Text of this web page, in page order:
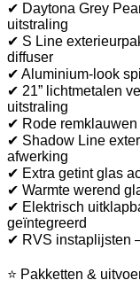
✔ Daytona Grey
uitstraling
✔ S Line
diffuser
✔ Aluminium-look
✔ 21” lichtmetalen
uitstraling
✔ Rode remklauwen
✔ Shadow Line
afwerking
✔ Extra getint glas
✔ Warmte werend
✔ Elektrisch
geïntegreerd
✔ RVS instaplijsten
⭐ Pakketten &